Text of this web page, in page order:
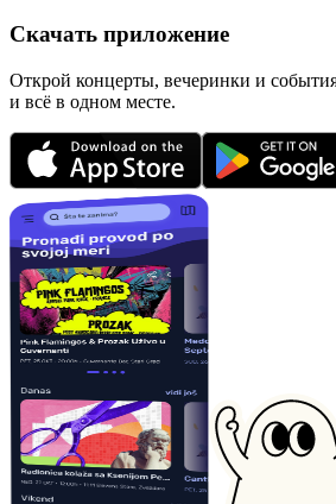
Скачать приложение
Открой концерты, вечеринки и
и всё в одном месте.